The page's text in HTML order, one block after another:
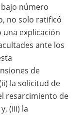
número
no solo ratificó
explicación
ante los
de
la solicitud de
resarcimiento de
(iii) la